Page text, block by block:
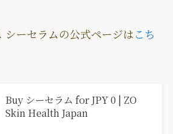
シーセラムの公式ページはこち
Buy シーセラム for JPY 0 | ZO
Skin Health Japan